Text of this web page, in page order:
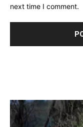
next time I comment.